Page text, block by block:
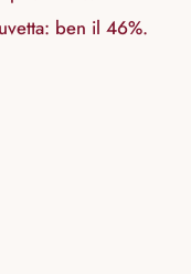
ben il 46%.